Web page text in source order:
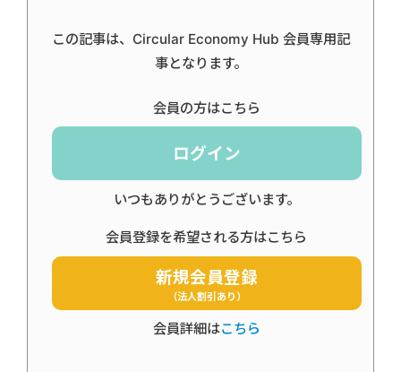
この記事は、Circular Economy Hub 会員専用記
事となります。
会員の方はこちら
ログイン
いつもありがとうございます。
会員登録を希望される方はこちら
新規会員登録
（法人割引あり）
会員詳細はこちら